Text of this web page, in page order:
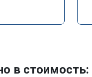
в стоимость: